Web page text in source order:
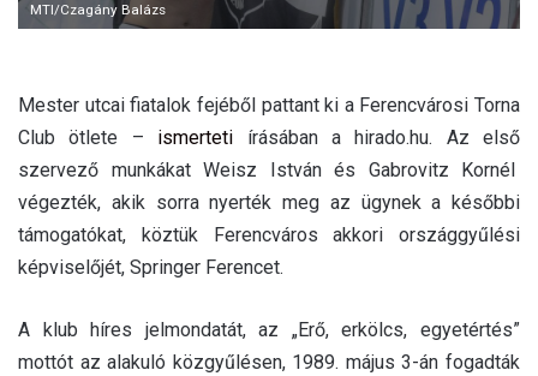
MTI/Czagány Balázs
Mester utcai fiatalok fejéből pattant ki a Ferencvárosi Torna
Club ötlete – ismerteti írásában a hirado.hu. Az első
szervező munkákat Weisz István és Gabrovitz Kornél
végezték, akik sorra nyerték meg az ügynek a későbbi
támogatókat, köztük Ferencváros akkori országgyűlési
képviselőjét, Springer Ferencet.
A klub híres jelmondatát, az „Erő, erkölcs, egyetértés”
mottót az alakuló közgyűlésen, 1989. május 3-án fogadták